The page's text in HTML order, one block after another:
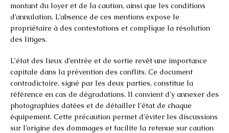
montant du loyer et de la caution, ainsi que les conditions
d’annulation. L’absence de ces mentions expose le
propriétaire à des contestations et complique la résolution
des litiges.
L’état des lieux d’entrée et de sortie revêt une importance
capitale dans la prévention des conflits. Ce document
contradictoire, signé par les deux parties, constitue la
référence en cas de dégradations. Il convient d’y annexer des
photographies datées et de détailler l’état de chaque
équipement. Cette précaution permet d’éviter les discussions
sur l’origine des dommages et facilite la retenue sur caution